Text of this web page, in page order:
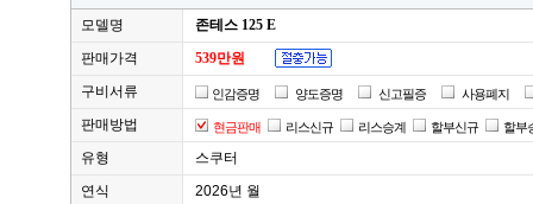
모델명
존테스 125 E
판매가격
539만원
구비서류
인감증명 양도증명 신고필증 사용폐지
판매방법 현금판매 리스신규 리스승계 할부신규 할부
유형
스쿠터
연식
2026년 월